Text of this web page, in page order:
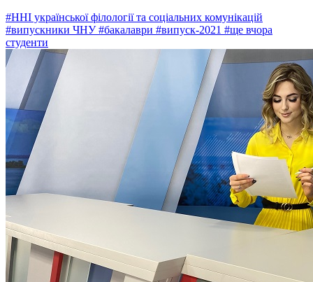
#ННІ української філології та соціальних комунікацій
#випускники ЧНУ#бакалаври #випуск-2021 #ще вчора
студенти